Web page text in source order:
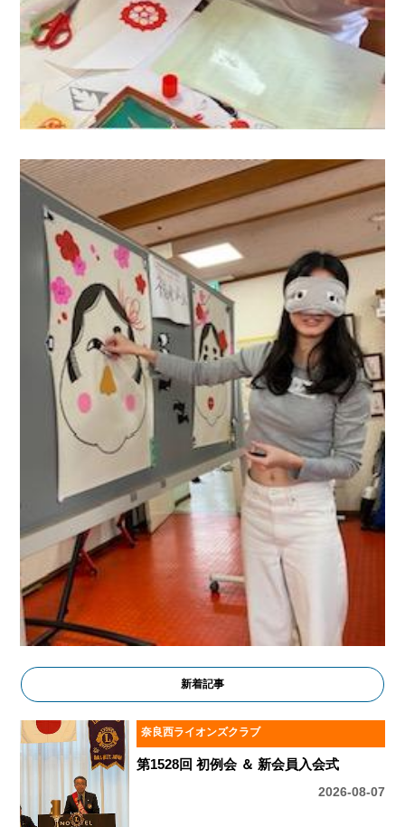
新着記事
奈良西ライオンズクラブ
第1528回 初例会 ＆ 新会員入会式
2026-08-07